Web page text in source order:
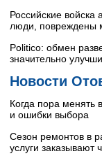
Российские
люди, повреждены
Politico: обмен
значительно
Новости
Когда пора менять
и ошибки выбора
Сезон ремонтов в
услуги заказывают